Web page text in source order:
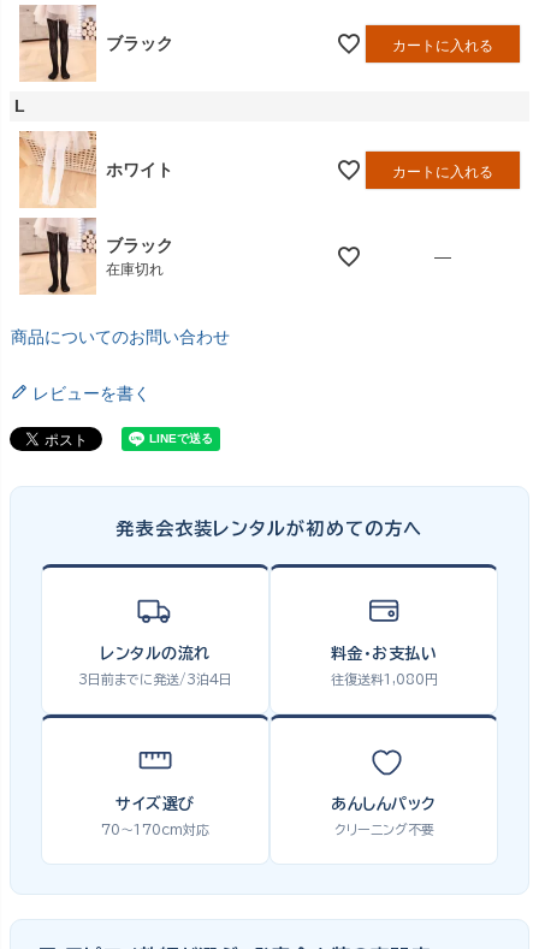
ブラック カートに入れる
L
ホワイト カートに入れる
ブラック
在庫切れ
—
商品についてのお問い合わせ
レビューを書く
発表会衣装レンタルが初めての方へ
レンタルの流れ
3日前までに発送/3泊4日
料金・お支払い
往復送料1,080円
サイズ選び
70〜170cm対応
あんしんパック
クリーニング不要